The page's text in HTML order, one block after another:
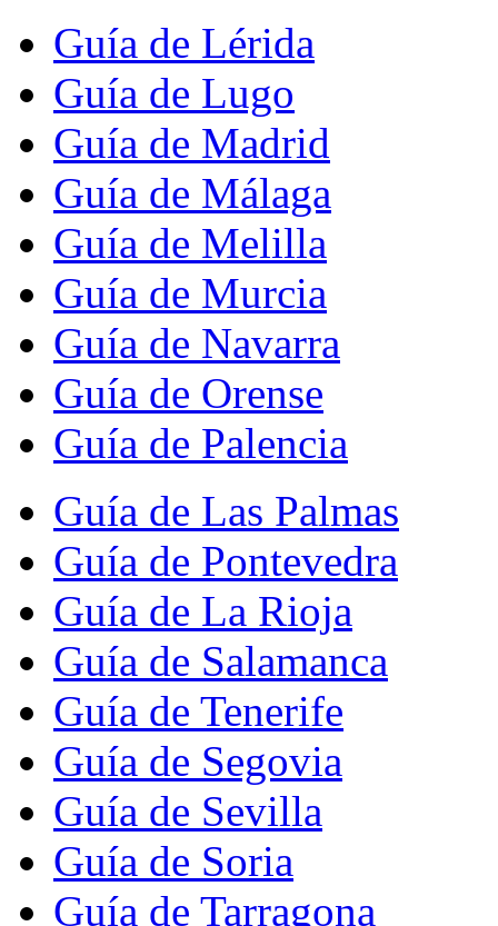
Guía de Lérida
Guía de Lugo
Guía de Madrid
Guía de Málaga
Guía de Melilla
Guía de Murcia
Guía de Navarra
Guía de Orense
Guía de Palencia
Guía de Las Palmas
Guía de Pontevedra
Guía de La Rioja
Guía de Salamanca
Guía de Tenerife
Guía de Segovia
Guía de Sevilla
Guía de Soria
Guía de Tarragona